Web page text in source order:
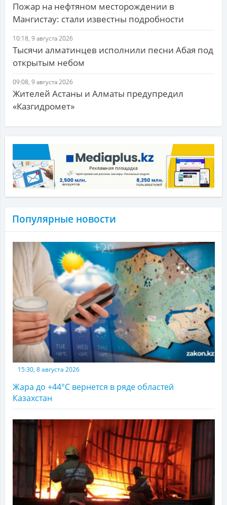
Пожар на нефтяном месторождении в
Мангистау: стали известны подробности
10:18, 9 августа 2026
Тысячи алматинцев исполнили песни Абая под
открытым небом
09:08, 9 августа 2026
Жителей Астаны и Алматы предупредил
«Казгидромет»
Популярные новости
15:30, 8 августа 2026
Жара до +44°С вернется в ряде областей
Казахстан